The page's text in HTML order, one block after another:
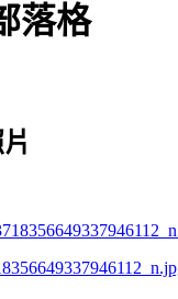
落格